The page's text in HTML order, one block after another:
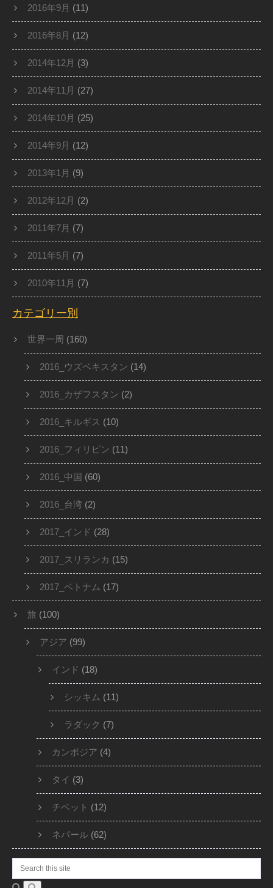
2016年9月 (11)
2016年8月 (12)
2014年12月 (3)
2014年11月 (27)
2014年10月 (25)
2014年9月 (12)
2013年1月 (9)
2012年12月 (2)
2011年7月 (7)
2011年5月 (7)
2010年11月 (7)
カテゴリー別
世界一周 (160)
2016_ウズベキスタン (14)
2016_カザフスタン (2)
2016_キルギス (10)
2016_フィリピン (11)
2016_中国 (60)
2016_台湾 (2)
2017_インド (28)
2017_スリランカ (15)
2017_ベトナム (17)
旅 (100)
アジア (99)
インド (18)
シッキム (11)
ラダック (7)
カンボジア (4)
タイ (3)
チベット (12)
ネパール (62)